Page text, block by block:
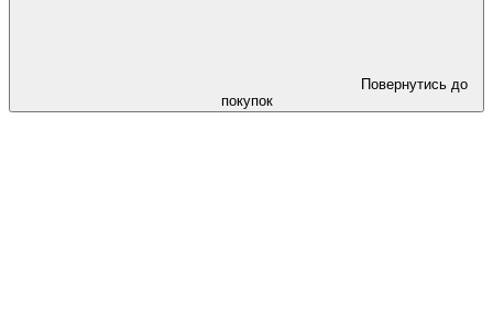
Повернутись до
покупок